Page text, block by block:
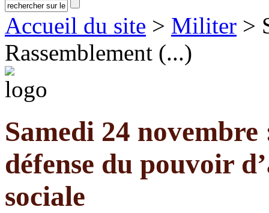
Accueil du site > Militer >
Rassemblement (...)
Samedi 24
défense du pouvoir
sociale